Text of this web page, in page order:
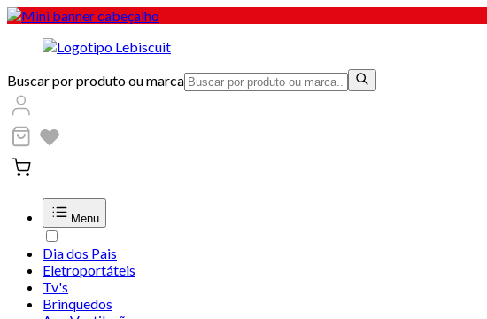
Buscar por produto ou marca
Menu
Dia dos Pais
Eletroportáteis
Tv's
Brinquedos